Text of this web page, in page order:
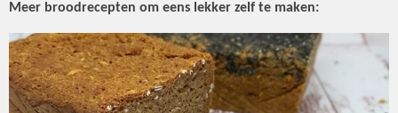
Meer broodrecepten om eens lekker zelf te maken: